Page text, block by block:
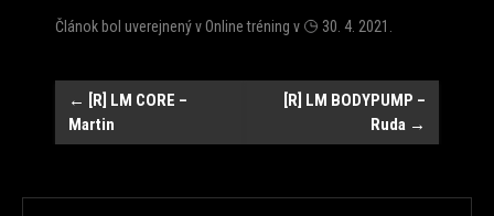
Článok bol uverejnený vOnline tréning v 30. 4. 2021
Post
navigation
← [R] LM CORE –
Martin
[R] LM BODYPUMP –
Ruda →